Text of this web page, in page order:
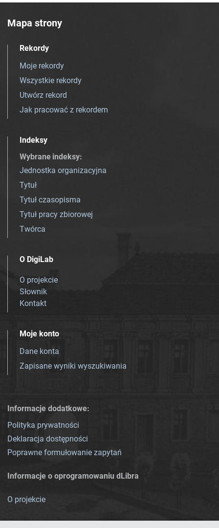
Mapa strony
Rekordy
Moje rekordy
Wszystkie rekordy
Utwórz rekord
Jak pracować z rekordem
Indeksy
Wybrane indeksy:
Jednostka organizacyjna
Tytuł
Tytuł czasopisma
Tytuł pracy zbiorowej
Twórca
O DigiLab
O projekcie
Słownik
Kontakt
Moje konto
Dane konta
Zapisane wyniki wyszukiwania
Informacje dodatkowe:
Polityka prywatności
Deklaracja dostępności
Poprawne formułowanie zapytań
Informacje o oprogramowaniu dLibra
O projekcie